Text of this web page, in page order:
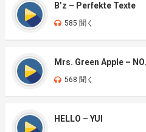
B’z – Perfekte Texte
585 聞く
Mrs. Green Apple –
568 聞く
HELLO – YUI